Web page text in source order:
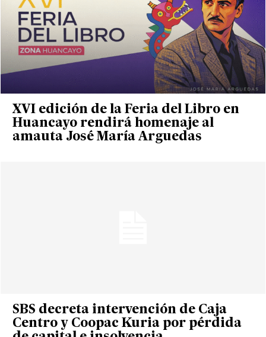
XVI edición de la Feria del Libro en
Huancayo rendirá homenaje al
amauta José María Arguedas
SBS decreta intervención de Caja
Centro y Coopac Kuria por pérdida